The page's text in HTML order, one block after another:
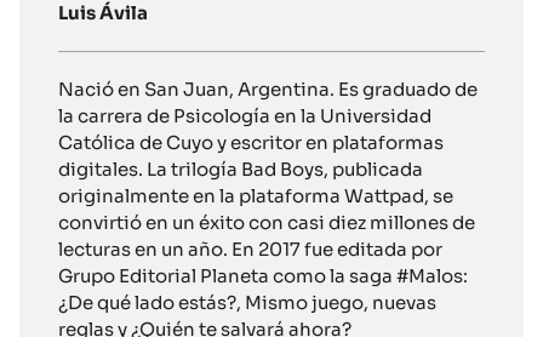
Luis Ávila
Nació en San Juan, Argentina. Es graduado de
la carrera de Psicología en la Universidad
Católica de Cuyo y escritor en plataformas
digitales. La trilogía Bad Boys, publicada
originalmente en la plataforma Wattpad, se
convirtió en un éxito con casi diez millones de
lecturas en un año. En 2017 fue editada por
Grupo Editorial Planeta como la saga #Malos:
¿De qué lado estás?, Mismo juego, nuevas
reglas y ¿Quién te salvará ahora?